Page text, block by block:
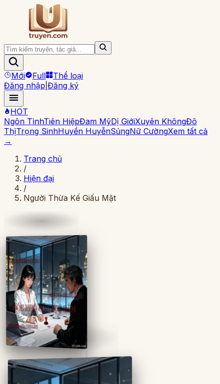
Mới Full
Thể loại
Đăng nhập Đăng ký
HOT
Ngôn TìnhTiên HiệpĐam MỹDị GiớiXuyên KhôngĐô
ThịTrọng SinhHuyền HuyễnSủngNữ CườngXem tất cả
→
Trang chủ
/
Hiện đại
/
Người Thừa Kế Giấu Mặt